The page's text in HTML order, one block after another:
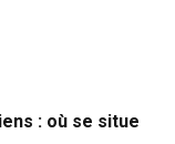
: où se situe